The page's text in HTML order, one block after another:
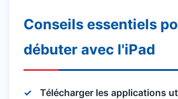
Conseils essentiels
débuter avec l'iPad
Télécharger les applications